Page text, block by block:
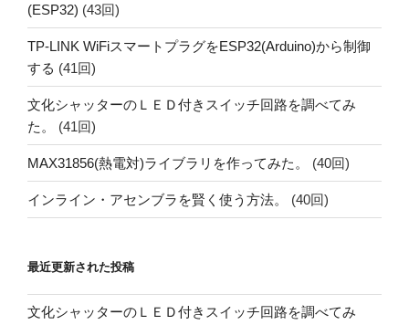
(ESP32) (43回)
TP-LINK WiFiスマートプラグをESP32(Arduino)から制御
する (41回)
文化シャッターのＬＥＤ付きスイッチ回路を調べてみ
た。
(41回)
MAX31856(熱電対)ライブラリを作ってみた。 (40回)
インライン・アセンブラを賢く使う方法。 (40回)
最近更新された投稿
文化シャッターのＬＥＤ付きスイッチ回路を調べてみ